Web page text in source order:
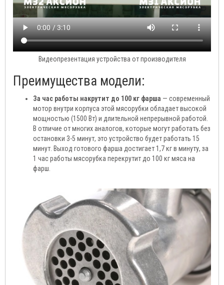
Видеопрезентация устройства от производителя
Преимущества модели:
За час работы накрутит до 100 кг фарша — современный
мотор внутри корпуса этой мясорубки обладает высокой
мощностью (1500 Вт) и длительной непрерывной работой.
В отличие от многих аналогов, которые могут работать без
остановки 3-5 минут, это устройство будет работать 15
минут. Выход готового фарша достигает 1,7 кг в минуту, за
1 час работы мясорубка перекрутит до 100 кг мяса на
фарш.